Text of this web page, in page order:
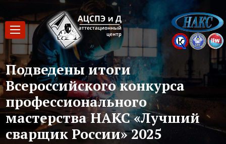
Подведены итоги
Всероссийского конкурса
профессионального
мастерства НАКС «Лучший
сварщик России» 2025